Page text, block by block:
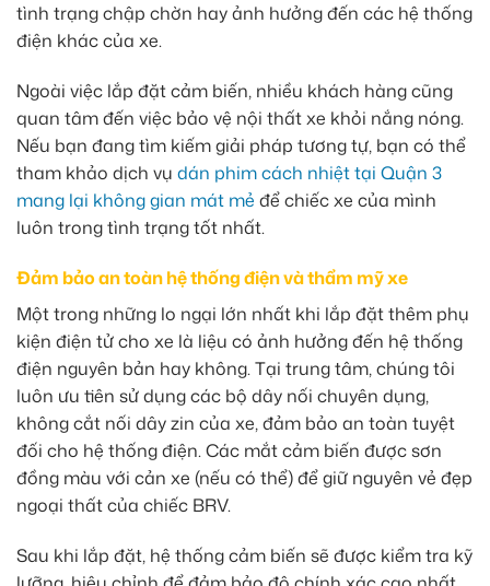
tình trạng chập chờn hay ảnh hưởng đến các hệ thống
điện khác của xe.
Ngoài việc lắp đặt cảm biến, nhiều khách hàng cũng
quan tâm đến việc bảo vệ nội thất xe khỏi nắng nóng.
Nếu bạn đang tìm kiếm giải pháp tương tự, bạn có thể
tham khảo dịch vụ dán phim cách nhiệt tại Quận 3
mang lại không gian mát mẻ để chiếc xe của mình
luôn trong tình trạng tốt nhất.
Đảm bảo an toàn hệ thống điện và thẩm mỹ xe
Một trong những lo ngại lớn nhất khi lắp đặt thêm phụ
kiện điện tử cho xe là liệu có ảnh hưởng đến hệ thống
điện nguyên bản hay không. Tại trung tâm, chúng tôi
luôn ưu tiên sử dụng các bộ dây nối chuyên dụng,
không cắt nối dây zin của xe, đảm bảo an toàn tuyệt
đối cho hệ thống điện. Các mắt cảm biến được sơn
đồng màu với cản xe (nếu có thể) để giữ nguyên vẻ đẹp
ngoại thất của chiếc BRV.
Sau khi lắp đặt, hệ thống cảm biến sẽ được kiểm tra kỹ